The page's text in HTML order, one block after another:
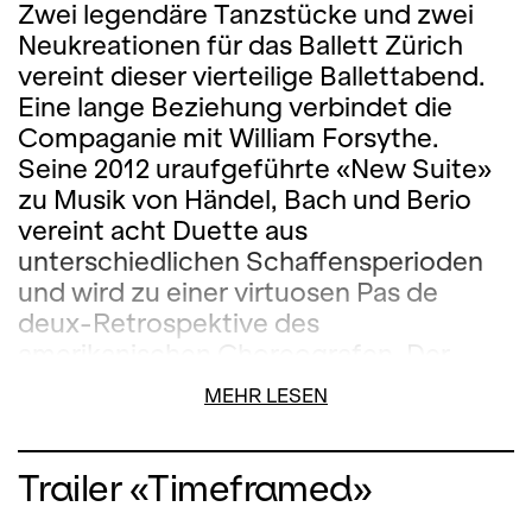
Zwei legendäre Tanzstücke und zwei
Neukreationen für das Ballett Zürich
vereint dieser vierteilige Ballettabend.
Eine lange Beziehung verbindet die
Compaganie mit William Forsythe.
Seine 2012 uraufgeführte «New Suite»
zu Musik von Händel, Bach und Berio
vereint acht Duette aus
unterschiedlichen Schaffensperioden
und wird zu einer virtuosen Pas de
deux-Retrospektive des
Brasilianer Lucas Valente ist nach einer
langen Tänzerkarriere auf dem
erfolgreichen Weg zum Choreografen.
«Bare» ist sein erstes Stück für das
Ballett Zürich. Das vielköpfige Ensemble
MEHR LESEN
Trailer «Timeframed»